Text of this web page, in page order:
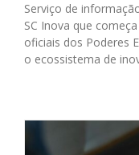
Serviço de
SC Inova que
oficiais dos Poderes
o ecossistema de